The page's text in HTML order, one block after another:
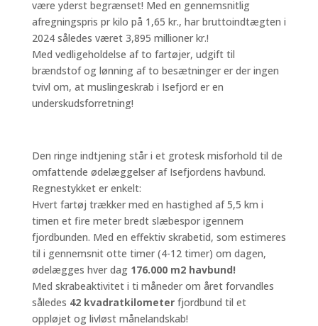
være yderst begrænset! Med en gennemsnitlig
afregningspris pr kilo på 1,65 kr., har bruttoindtægten i
2024 således været 3,895 millioner kr.!
Med vedligeholdelse af to fartøjer, udgift til
brændstof og lønning af to besætninger er der ingen
tvivl om, at muslingeskrab i Isefjord er en
underskudsforretning!
Den ringe indtjening står i et grotesk misforhold til de
omfattende ødelæggelser af Isefjordens havbund.
Regnestykket er enkelt:
Hvert fartøj trækker med en hastighed af 5,5 km i
timen et fire meter bredt slæbespor igennem
fjordbunden. Med en effektiv skrabetid, som estimeres
til i gennemsnit otte timer (4-12 timer) om dagen,
ødelægges hver dag 176.000 m2 havbund!
Med skrabeaktivitet i ti måneder om året forvandles
således 42 kvadratkilometerfjordbund til et
oppløjet og livløst månelandskab!